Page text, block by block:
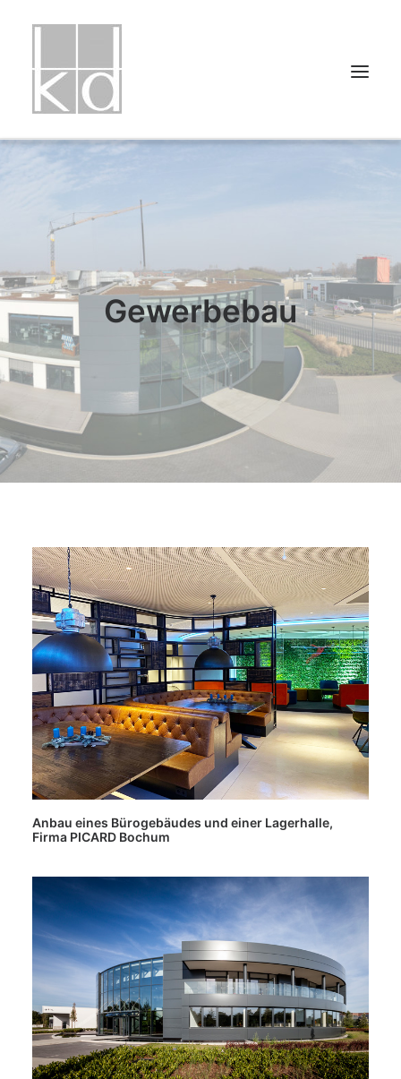
PROJEKTLISTE
PROJEKTUNTERTEILUNGEN
ÜBER UNS
PRESSE
KONTAKT
IMPRESSUM
DATENSCHUTZ
Gewerbebau
Anbau eines Bürogebäudes und einer Lagerhalle,
Firma PICARD Bochum